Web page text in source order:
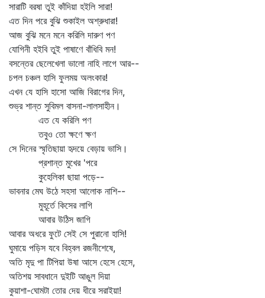
সারাটি বরষা তুই কাঁদিয়া হইলি সারা!
এত দিন পরে বুঝি শুকাইল অশ্রুধারা!
আজ বুঝি মনে মনে করিলি দারুণ পণ
যোগিনী হইবি তুই পাষাণে বাঁধিবি মন!
বসন্তের ছেলেখেলা ভালো নাহি লাগে আর--
চপল চঞ্চল হাসি ফুলময় অলংকার!
এখন যে হাসি হাসো আজি বিরাগের দিন,
শুভ্র শান্ত সুবিমল বাসনা-লালসাহীন।
এত যে করিলি পণ
তবুও তো ক্ষণে ক্ষণ
সে দিনের স্মৃতিছায়া হৃদয়ে বেড়ায় ভাসি।
প্রশান্ত মুখের 'পরে
কুহেলিকা ছায়া পড়ে--
ভাবনার মেঘ উঠে সহসা আলোক নাশি--
মুহূর্তে কিসের লাগি
আবার উঠিস জাগি
আবার অধরে ফুটে সেই সে পুরানো হাসি!
ঘুমায়ে পড়িস যবে বিহ্বল রজনীশেষে,
অতি মৃদু পা টিপিয়া উষা আসে হেসে হেসে,
অতিশয় সাবধানে দুইটি আঙুল দিয়া
কুয়াশা-ঘোমটা তোর দেয় ধীরে সরাইয়া!